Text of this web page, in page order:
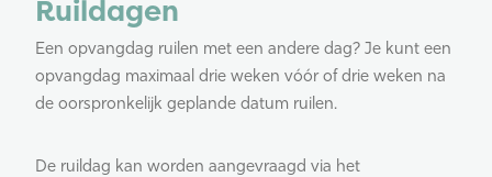
Ruildagen
Een opvangdag ruilen met een andere dag? Je kunt een
opvangdag maximaal drie weken vóór of drie weken na
de oorspronkelijk geplande datum ruilen.
De ruildag kan worden aangevraagd via het